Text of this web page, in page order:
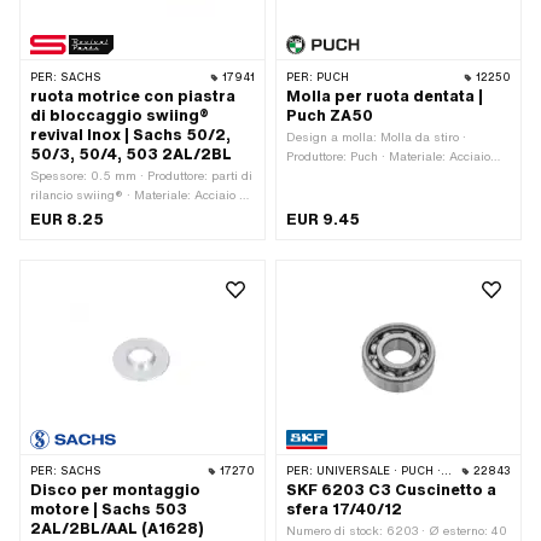
PER: SACHS 17941
ruota motrice con piastra
di bloccaggio swiing®
revival Inox | Sachs 50/2,
50/3, 50/4, 503 2AL/2BL
Spessore: 0.5 mm · Produttore: parti di
rilancio swiing® · Materiale: Acciaio al
cromo (colloquialmente noto come
EUR 8.25
PER: PUCH 12250
Molla per ruota dentata |
Puch ZA50
Design a molla: Molla da stiro ·
Produttore: Puch · Materiale: Acciaio
EUR 9.45
PER: SACHS 17270
Disco per montaggio
motore | Sachs 503
2AL/2BL/AAL (A1628)
PER: UNIVERSALE · PUCH · TOMOS · ALPA CHOPPER / TURBO · CILO · MALAGUTI 22843
SKF 6203 C3 Cuscinetto a
sfera 17/40/12
Numero di stock: 6203 · Ø esterno: 40